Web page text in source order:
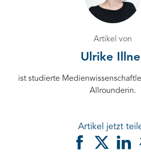
Artikel von
Ulrike
ist studierte
Allrounderin.
Artikel jetzt